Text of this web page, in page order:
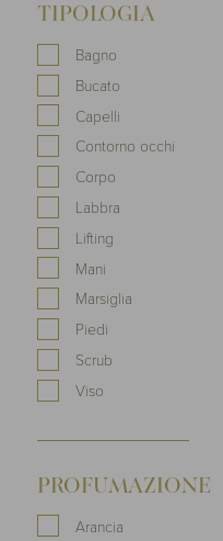
TIPOLOGIA
Bagno
Bucato
Capelli
Contorno occhi
Corpo
Labbra
Lifting
Mani
Marsiglia
Piedi
Scrub
Viso
PROFUMAZIONE
Arancia